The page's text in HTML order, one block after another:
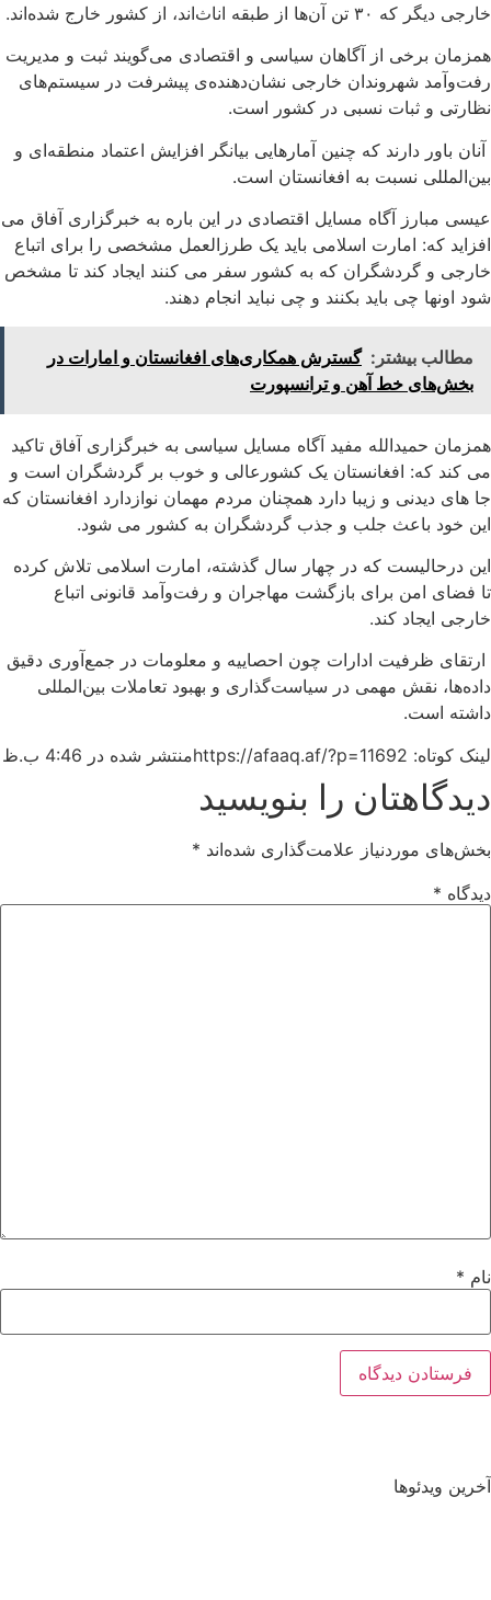
خارجی دیگر که ۳۰ تن آن‌ها از طبقه اناث‌اند، از کشور خارج شده‌اند.
همزمان برخی از آگاهان سیاسی و اقتصادی می‌گویند ثبت و مدیریت
رفت‌وآمد شهروندان خارجی نشان‌دهنده‌ی پیشرفت در سیستم‌های
نظارتی و ثبات نسبی در کشور است.
آنان باور دارند که چنین آمارهایی بیانگر افزایش اعتماد منطقه‌ای و
بین‌المللی نسبت به افغانستان است.
عیسی مبارز آگاه مسایل اقتصادی در این باره به خبرگزاری آفاق می
افزاید که: امارت اسلامی باید یک طرزالعمل مشخصی را برای اتباع
خارجی و گردشگران که به کشور سفر می کنند ایجاد کند تا مشخص
شود اونها چی باید بکنند و چی نباید انجام دهند.
مطالب بیشتر: گسترش همکاری‌های افغانستان و امارات در
بخش‌های خط آهن و ترانسپورت
همزمان حمیدالله مفید آگاه مسایل سیاسی به خبرگزاری آفاق تاکید
می کند که: افغانستان یک کشورعالی و خوب بر گردشگران است و
جا های دیدنی و زیبا دارد همچنان مردم مهمان نوازدارد افغانستان که
این خود باعث جلب و جذب گردشگران به کشور می شود.
این درحالیست که در چهار سال گذشته، امارت اسلامی تلاش کرده
تا فضای امن برای بازگشت مهاجران و رفت‌وآمد قانونی اتباع
خارجی ایجاد کند.
ارتقای ظرفیت ادارات چون احصاییه و معلومات در جمع‌آوری دقیق
داده‌ها، نقش مهمی در سیاست‌گذاری و بهبود تعاملات بین‌المللی
داشته است.
لینک کوتاه: https://afaaq.af/?p=11692
منتشر شده در 4:46 ب.ظ
دیدگاهتان را بنویسید
بخش‌های موردنیاز علامت‌گذاری شده‌اند *
دیدگاه *
نام *
آخرین ویدئوها